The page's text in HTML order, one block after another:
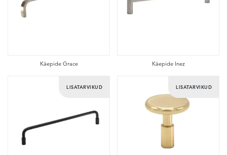
Käepide Grace Käepide Inez
LISATARVIKUD LISATARVIKUD